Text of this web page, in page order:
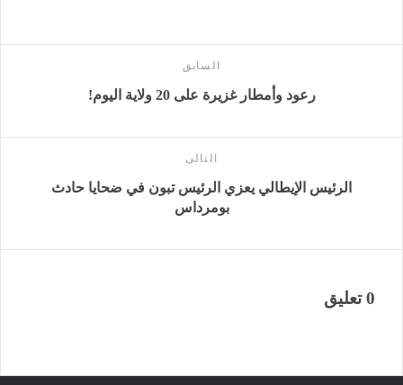
السابق
رعود وأمطار غزيرة على 20 ولاية اليوم!
التالى
الرئيس الإيطالي يعزي الرئيس تبون في ضحايا حادث
بومرداس
0 تعليق